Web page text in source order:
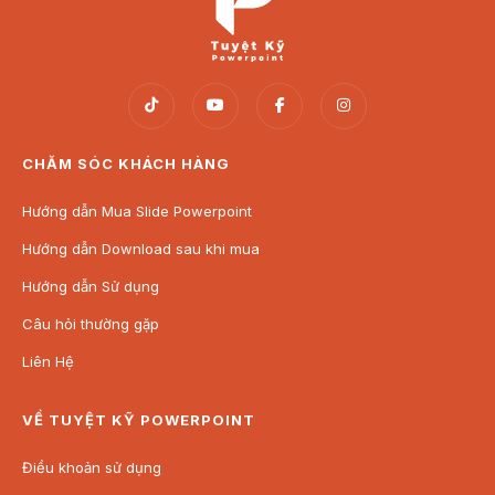
CHĂM SÓC KHÁCH HÀNG
Hướng dẫn Mua Slide Powerpoint
Hướng dẫn Download sau khi mua
Hướng dẫn Sử dụng
Câu hỏi thường gặp
Liên Hệ
VỀ TUYỆT KỸ POWERPOINT
Điều khoản sử dụng